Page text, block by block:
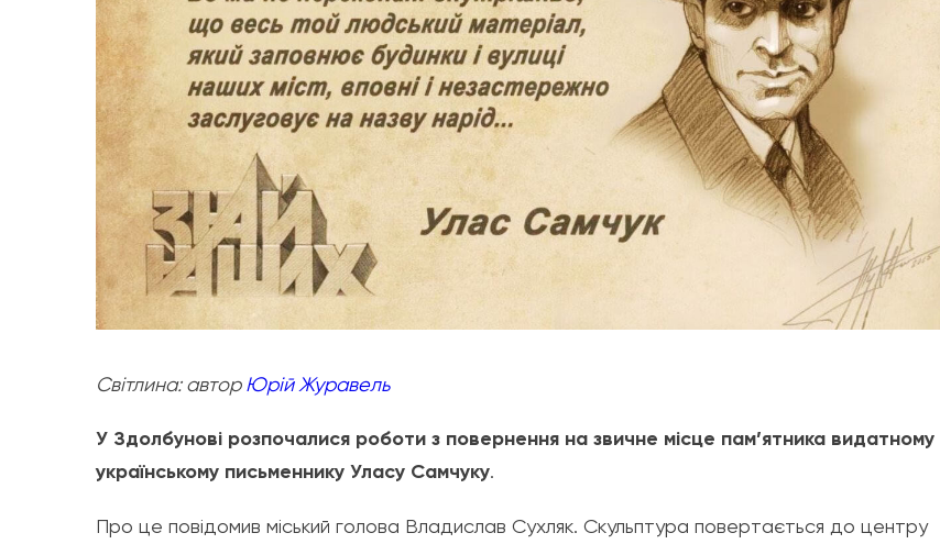
Світлина: авторЮрій Журавель
У Здолбунові розпочалися роботи з повернення на звичне місце пам’ятника видатному
українському письменнику Уласу Самчуку.
Про це повідомив міський голова Владислав Сухляк. Скульптура повертається до центру